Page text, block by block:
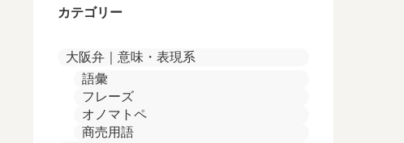
カテゴリー
大阪弁｜意味・表現系
語彙
フレーズ
オノマトペ
商売用語